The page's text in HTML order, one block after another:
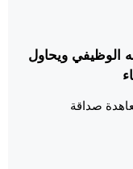
الوظيفي ويحاول